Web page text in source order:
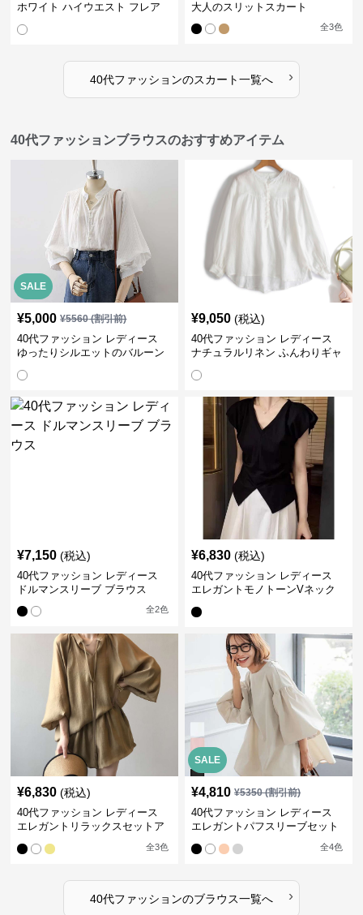
ホワイト ハイウエスト フレア
大人のスリットスカート
全3色
40代ファッションのスカート一覧へ ›
40代ファッションブラウスのおすすめアイテム
SALE
¥5,000 ¥5560(割引前)
40代ファッション レディース
ゆったりシルエットのバルーン
¥9,050 (税込)
40代ファッション レディース
ナチュラルリネン ふんわりギャ
¥7,150 (税込)
40代ファッション レディース
ドルマンスリーブ ブラウス
全2色
¥6,830 (税込)
40代ファッション レディース
エレガントモノトーンVネック
¥6,830 (税込)
40代ファッション レディース
エレガントリラックスセットア
全3色
SALE
¥4,810 ¥5350(割引前)
40代ファッション レディース
エレガントパフスリーブセット
全4色
40代ファッションのブラウス一覧へ ›